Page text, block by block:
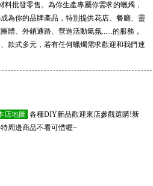
料批發零售。為你生產專屬你需求的蠟燭，
為你的品牌產品，特別提供花店、餐廳、靈
體、外銷通路、營造活動氣氛......的服務，
款式多元，若有任何蠟燭需求歡迎和我們連
店地圖 各種DIY新品歡迎來店參觀選購!新
周邊商品不看可惜喔~